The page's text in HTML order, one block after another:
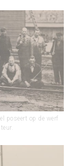
poseert op de werf